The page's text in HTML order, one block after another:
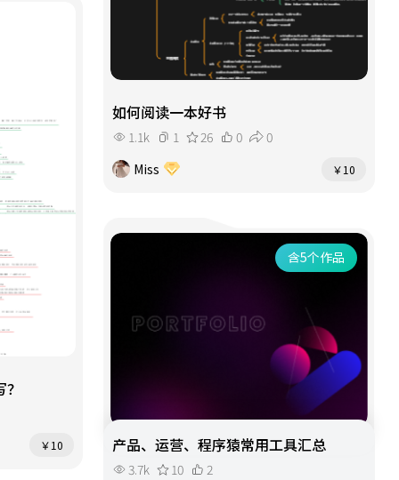
如何阅读一本好书
1.1k 1 26 0
0
Miss
￥10
￥10
含5个作品
产品、运营、程序猿常用工具汇总
3.7k 10
2